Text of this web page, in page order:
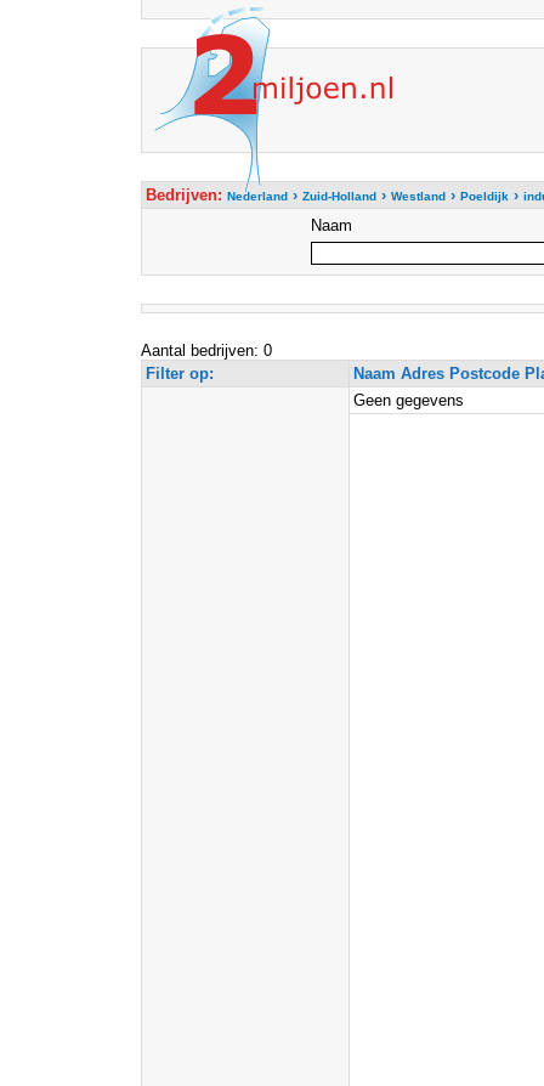
Bedrijven: Nederland› Zuid-Holland› Westland› Poeldijk›
Naam
Aantal bedrijven: 0
Filter op:
Naam Adres Postcode
Geen gegevens